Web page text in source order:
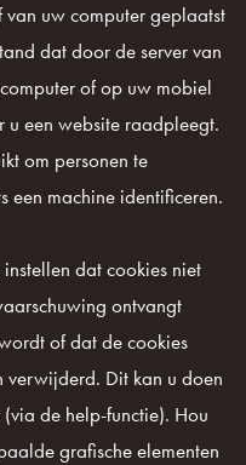
van uw computer geplaatst
dat door de server van
of op uw mobiel
een website raadpleegt.
om personen te
een machine identificeren.
dat cookies niet
ontvangt
of dat de cookies
verwijderd. Dit kan u doen
de help-functie). Hou
grafische elementen